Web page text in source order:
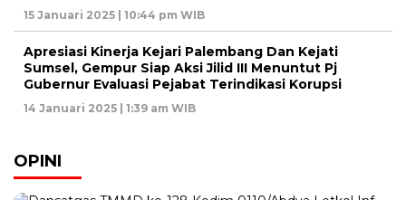
15 Januari 2025 | 10:44 pm WIB
Apresiasi Kinerja Kejari Palembang Dan Kejati
Sumsel, Gempur Siap Aksi Jilid III Menuntut Pj
Gubernur Evaluasi Pejabat Terindikasi Korupsi
14 Januari 2025 | 1:39 am WIB
OPINI